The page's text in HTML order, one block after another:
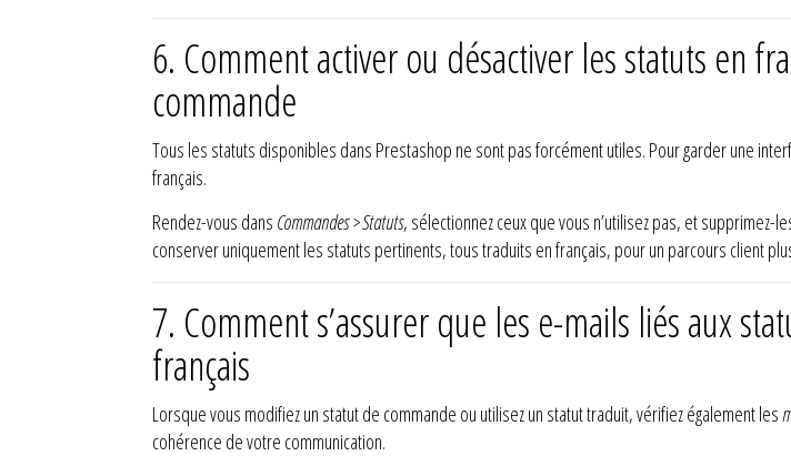
6. Comment activer ou désactiver les statuts en
commande
Tous les statuts disponibles dans Prestashop ne sont pas forcément utiles. Pour garder une
français.
Rendez-vous dans Commandes > Statuts, sélectionnez ceux que vous n’utilisez pas, et
conserver uniquement les statuts pertinents, tous traduits en français, pour un parcours client
7. Comment s’assurer que les e-mails liés aux
français
Lorsque vous modifiez un statut de commande ou utilisez un statut traduit, vérifiez également les
cohérence de votre communication.